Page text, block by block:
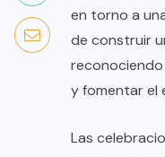
en torno a
de construir
y fomentar el
Las